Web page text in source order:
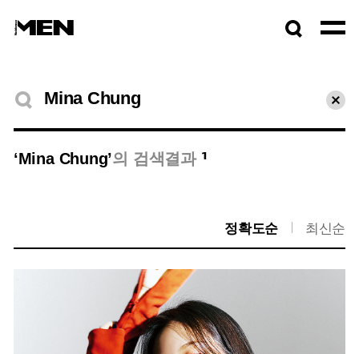
검색결과
초기
‘Mina Chung’의 검색결과 1
정확도순 최신순